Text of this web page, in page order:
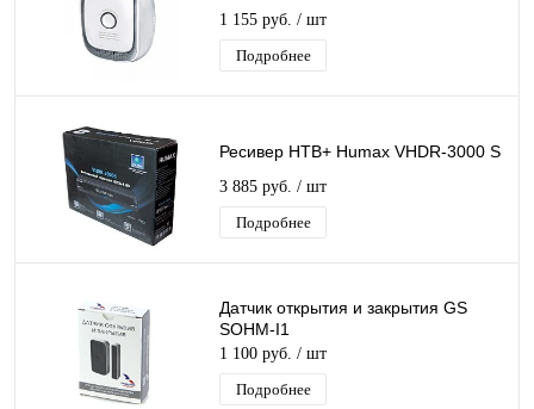
1 155 руб. / шт
Подробнее
Ресивер НТВ+ Humax VHDR-3000 S
3 885 руб. / шт
Подробнее
Датчик открытия и закрытия GS
SOHM-I1
1 100 руб. / шт
Подробнее